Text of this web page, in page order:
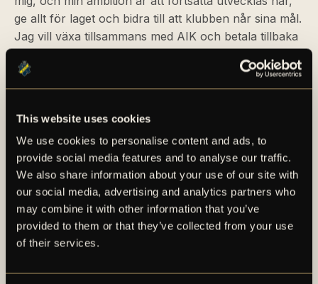
This website uses cookies
We use cookies to personalise content and ads, to
provide social media features and to analyse our traffic.
We also share information about your use of our site with
our social media, advertising and analytics partners who
may combine it with other information that you’ve
provided to them or that they’ve collected from your use
of their services.
ge allt för laget och bidra till att klubben når sina mål.
Jag vill växa tillsammans med AIK och betala tillbaka
Mohammed Shilla.
Shilla, se det bifogade materialet i detta
pressmeddelande. Presentationsbilder på Sixten finns
tillgängliga hos AIK Fotbolls samarbetspartner
Bildbyrån.
För mer information, kontakta:
Miika Takkula
Rekryteringschef, AIK Fotboll